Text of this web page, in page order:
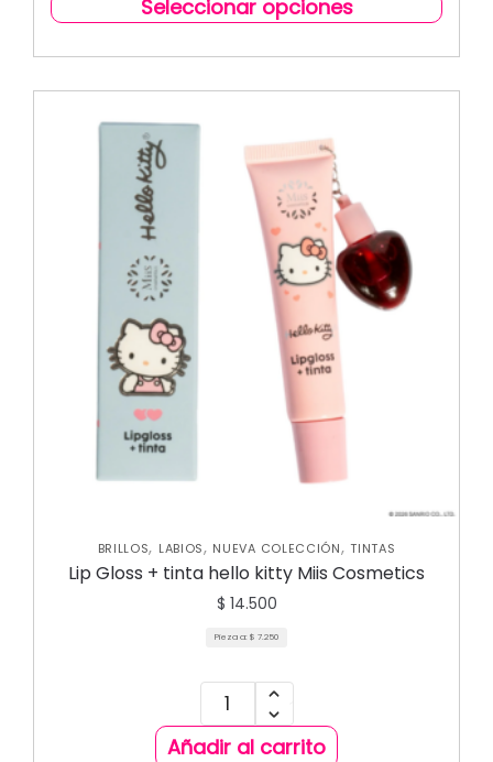
Seleccionar opciones
BRILLOS, LABIOS, NUEVA COLECCIÓN,TINTAS
Lip Gloss + tinta hello kitty Miis Cosmetics
$ 14.500
Pieza a: $ 7.250
Añadir al carrito